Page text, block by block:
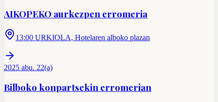
AIKOPEKO aurkezpen erromeria
13:00 URKIOLA, Hotelaren alboko plazan
2025 abu. 22(a)
Bilboko konpartsekin erromerian